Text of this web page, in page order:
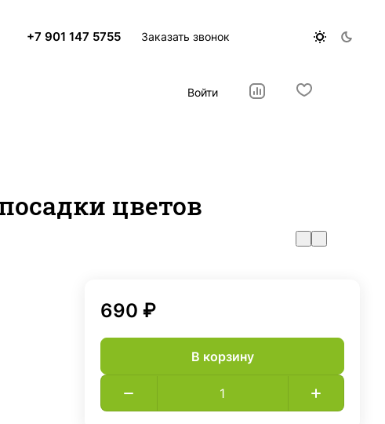
+7 901 147 5755 Заказать звонок
Войти
цветов
690 ₽
В корзину